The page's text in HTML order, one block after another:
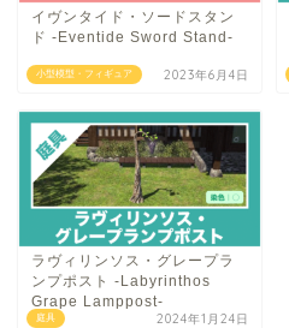
小型模型・フィギュア
イヴンタイド・ソードスタン
ド -Eventide Sword Stand-
2023年6月4日
庭具
ラヴィリンソス・グレープラ
ンプポスト -Labyrinthos
Grape Lamppost-
2024年1月24日